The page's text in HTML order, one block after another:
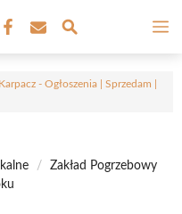
Karpacz - Ogłoszenia | Sprzedam |
/
Zakład Pogrzebowy